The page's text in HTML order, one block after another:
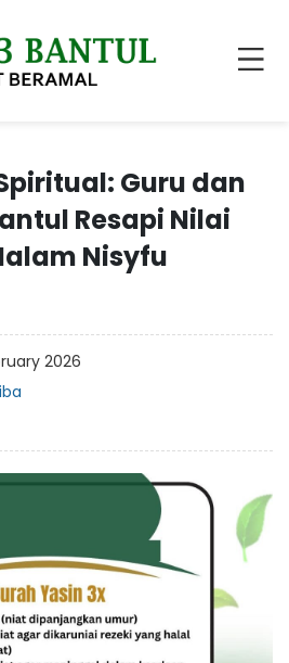
Guru dan
Resapi Nilai
Nisyfu
2026